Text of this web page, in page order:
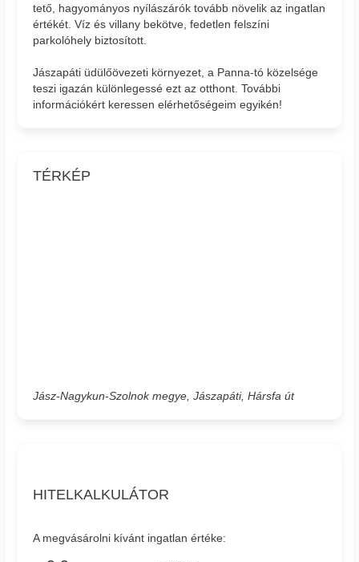
tető, hagyományos nyílászárók tovább növelik az ingatlan
értékét. Víz és villany bekötve, fedetlen felszíni
parkolóhely biztosított.
Jászapáti üdülőövezeti környezet, a Panna-tó közelsége
teszi igazán különlegessé ezt az otthont. További
információkért keressen elérhetőségeim egyikén!
TÉRKÉP
Jász-Nagykun-Szolnok megye, Jászapáti, Hársfa út
HITELKALKULÁTOR
A megvásárolni kívánt ingatlan értéke: